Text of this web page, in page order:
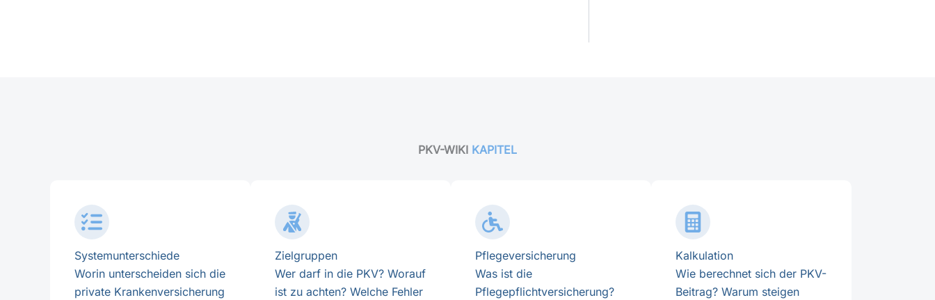
PKV-WIKI KAPITEL
Systemunterschiede
Worin unterscheiden sich die
private Krankenversicherung
Zielgruppen
Wer darf in die PKV? Worauf
ist zu achten? Welche Fehler
Pflegeversicherung
Was ist die
Pflegepflichtversicherung?
Kalkulation
Wie berechnet sich der PKV-
Beitrag? Warum steigen